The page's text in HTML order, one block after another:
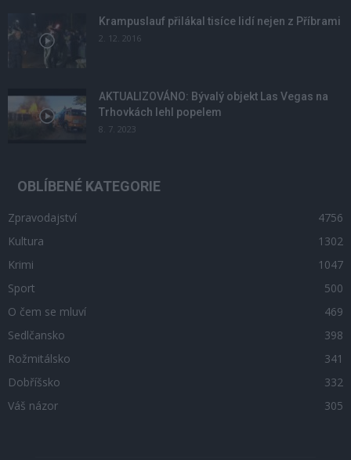
Krampuslauf přilákal tisíce lidí nejen z Příbrami
2. 12. 2016
AKTUALIZOVÁNO: Bývalý objekt Las Vegas na
Trhovkách lehl popelem
8. 7. 2023
OBLÍBENÉ KATEGORIE
Zpravodajství
4756
Kultura
1302
Krimi
1047
Sport
500
O čem se mluví
469
Sedlčansko
398
Rožmitálsko
341
Dobříšsko
332
Váš názor
305